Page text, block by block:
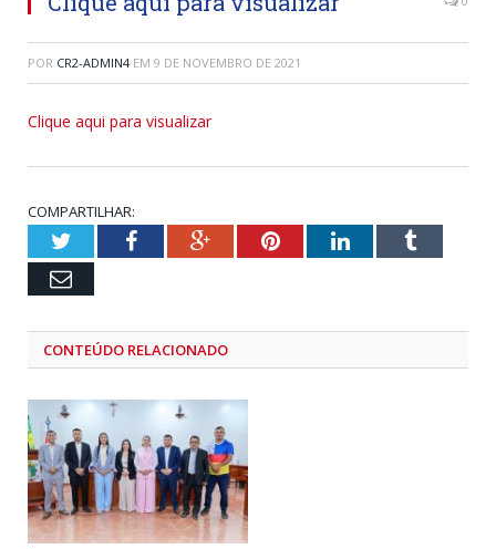
POR CR2-ADMIN4 EM 9 DE NOVEMBRO DE 2021
Clique aqui para visualizar
COMPARTILHAR:
TwitterFacebookGoogle+PinterestLinkedInTumblr
Email
CONTEÚDO RELACIONADO